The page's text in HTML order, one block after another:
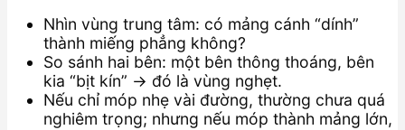
Nhìn vùng trung tâm: có mảng cánh “dính”
thành miếng phẳng không?
So sánh hai bên: một bên thông thoáng, bên
kia “bịt kín” → đó là vùng nghẹt.
Nếu chỉ móp nhẹ vài đường, thường chưa quá
nghiêm trọng; nhưng nếu móp thành mảng lớn,